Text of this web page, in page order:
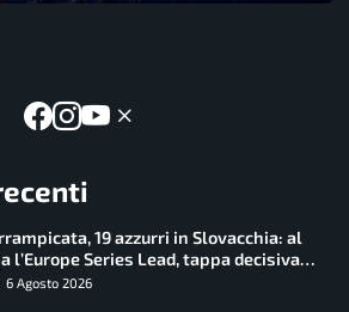
19 azzurri in Slovacchia: al
l’Europe Series Lead, tappa decisiva
la Speed
6 Agosto 2026